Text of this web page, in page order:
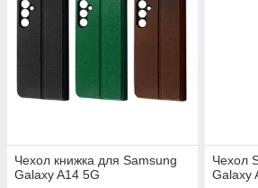
Чехол книжка для Samsung
Galaxy A14 5G
Чехол
Galaxy